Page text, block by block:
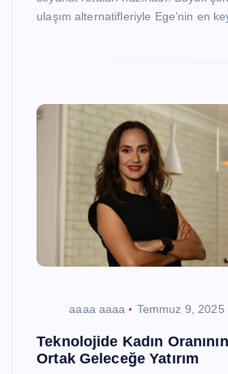
ulaşım alternatifleriyle Ege’nin en
aaaa aaaa Temmuz 9, 2025
Teknolojide Kadın
Ortak Geleceğe Yatırım